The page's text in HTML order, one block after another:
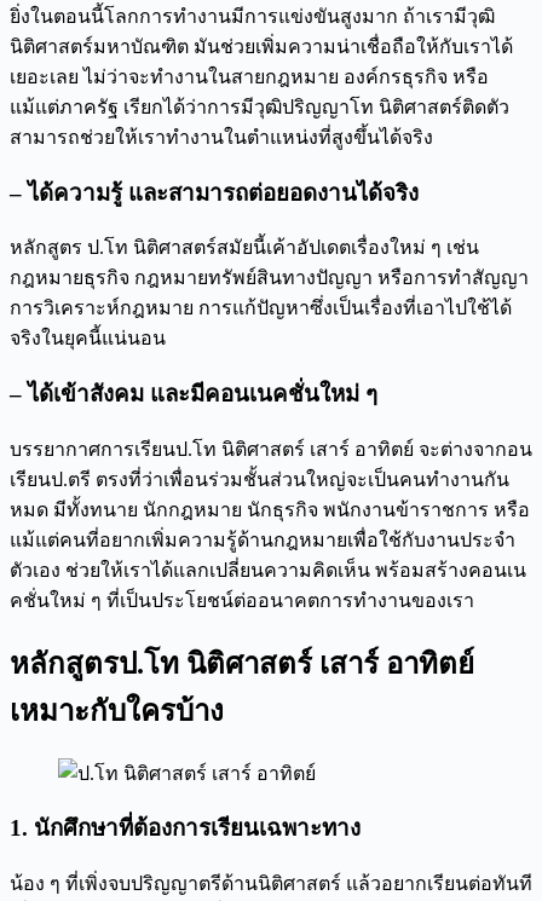
ยิ่งในตอนนี้โลกการทำงานมีการแข่งขันสูงมาก ถ้าเรามีวุฒิ
นิติศาสตร์มหาบัณฑิต มันช่วยเพิ่มความน่าเชื่อถือให้กับเราได้
เยอะเลย ไม่ว่าจะทำงานในสายกฎหมาย องค์กรธุรกิจ หรือ
แม้แต่ภาครัฐ เรียกได้ว่าการมีวุฒิปริญญาโท นิติศาสตร์ติดตัว
สามารถช่วยให้เราทำงานในตำแหน่งที่สูงขึ้นได้จริง
– ได้ความรู้ และสามารถต่อยอดงานได้จริง
หลักสูตร ป.โท นิติศาสตร์สมัยนี้เค้าอัปเดตเรื่องใหม่ ๆ เช่น
กฎหมายธุรกิจ กฎหมายทรัพย์สินทางปัญญา หรือการทำสัญญา
การวิเคราะห์กฎหมาย การแก้ปัญหาซึ่งเป็นเรื่องที่เอาไปใช้ได้
จริงในยุคนี้แน่นอน
– ได้เข้าสังคม และมีคอนเนคชั่นใหม่ ๆ
บรรยากาศการเรียนป.โท นิติศาสตร์ เสาร์ อาทิตย์ จะต่างจากอน
เรียนป.ตรี ตรงที่ว่าเพื่อนร่วมชั้นส่วนใหญ่จะเป็นคนทำงานกัน
หมด มีทั้งทนาย นักกฎหมาย นักธุรกิจ พนักงานข้าราชการ หรือ
แม้แต่คนที่อยากเพิ่มความรู้ด้านกฎหมายเพื่อใช้กับงานประจำ
ตัวเอง ช่วยให้เราได้แลกเปลี่ยนความคิดเห็น พร้อมสร้างคอนเน
คชั่นใหม่ ๆ ที่เป็นประโยชน์ต่ออนาคตการทำงานของเรา
หลักสูตรป.โท นิติศาสตร์ เสาร์ อาทิตย์
เหมาะกับใครบ้าง
1. นักศึกษาที่ต้องการเรียนเฉพาะทาง
น้อง ๆ ที่เพิ่งจบปริญญาตรีด้านนิติศาสตร์ แล้วอยากเรียนต่อทันที